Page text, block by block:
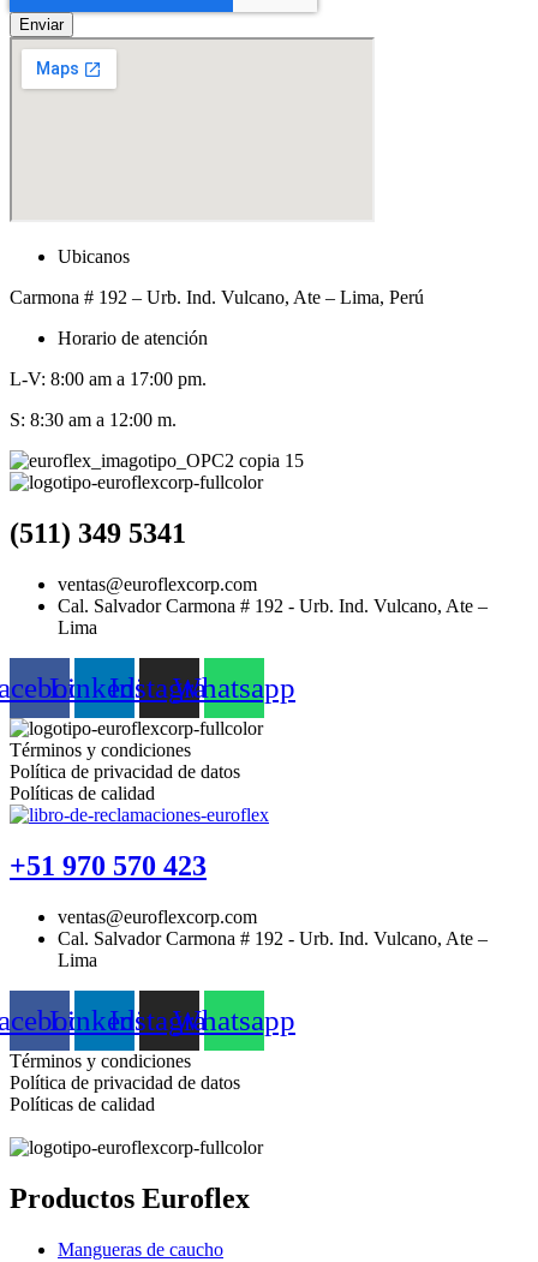
Enviar
Ubicanos
Carmona # 192 – Urb. Ind. Vulcano, Ate – Lima, Perú
Horario de atención
L-V: 8:00 am a 17:00 pm.
S: 8:30 am a 12:00 m.
(511) 349 5341
ventas@euroflexcorp.com
Cal. Salvador Carmona # 192 - Urb. Ind. Vulcano, Ate –
Lima
LinkedinInstagramWhatsapp
Términos y condiciones
Política de privacidad de datos
Políticas de calidad
+51 970 570 423
ventas@euroflexcorp.com
Cal. Salvador Carmona # 192 - Urb. Ind. Vulcano, Ate –
Lima
LinkedinInstagramWhatsapp
Términos y condiciones
Política de privacidad de datos
Políticas de calidad
Productos Euroflex
Mangueras de caucho